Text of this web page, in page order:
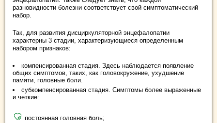
разновидности болезни соответствует свой симптоматический
набор.
Так, для развития дисциркуляторной энцефалопатии
характерны 3 стадии, характеризующиеся определенным
набором признаков:
компенсированная стадия. Здесь наблюдается появление
общих симптомов, таких, как головокружение, ухудшение
памяти, головные боли.
субкомпенсированная стадия. Симптомы более выраженные
и четкие:
постоянная головная боль;